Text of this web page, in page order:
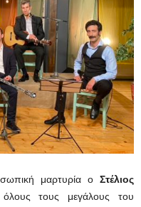
μαρτυρία ο Στέλιος
τους μεγάλους του